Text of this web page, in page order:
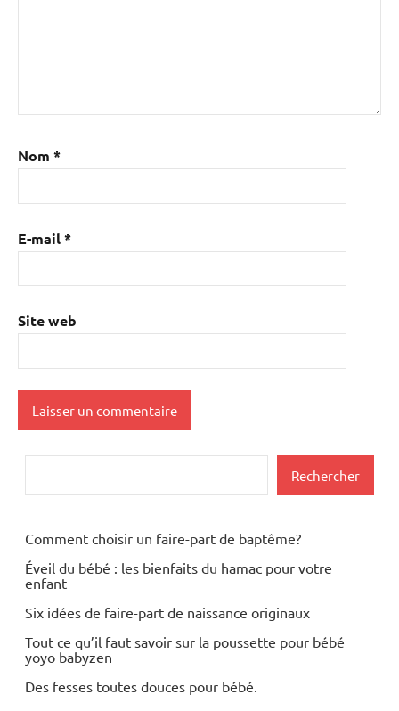
Nom *
E-mail*
Site web
Rechercher
Comment choisir un faire-part de baptême?
Éveil du bébé : les bienfaits du hamac pour votre
enfant
Six idées de faire-part de naissance originaux
Tout ce qu’il faut savoir sur la poussette pour bébé
yoyo babyzen
Des fesses toutes douces pour bébé.